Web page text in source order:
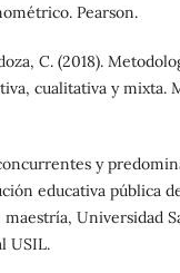
Pearson.
C. (2018).
cualitativa y mixta.
y
educativa pública
maestría, Universidad
USIL.